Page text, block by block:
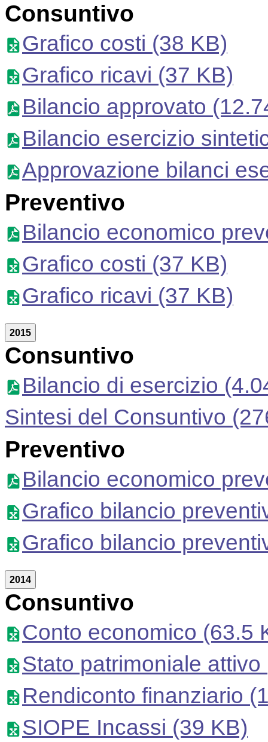
Consuntivo
Grafico costi (38 KB)
Grafico ricavi (37 KB)
Bilancio approvato
Bilancio esercizio
Approvazione bilanci
Preventivo
Bilancio economico
Grafico costi (37 KB)
Grafico ricavi (37 KB)
2015
Consuntivo
Bilancio di esercizio
Sintesi del Consuntivo
Preventivo
Bilancio economico
Grafico bilancio
Grafico bilancio
2014
Consuntivo
Conto economico (63.5
Stato patrimoniale attivo
Rendiconto finanziario
SIOPE Incassi (39 KB)